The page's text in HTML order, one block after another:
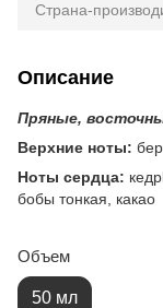
Страна-
Описание
Пряные,
Верхние ноты:
Ноты сердца: кедр
бобы тонкая, какао
Объем
50 мл